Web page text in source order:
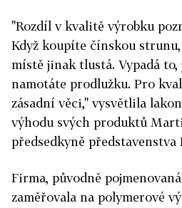
"Rozdíl v kvalitě výrobku
Když koupíte čínskou
místě jinak tlustá. Vypadá to,
namotáte prodlužku. Pro
zásadní věci," vysvětlila
výhodu svých produktů
předsedkyně představenstva
Firma, původně
zaměřovala na polymerové